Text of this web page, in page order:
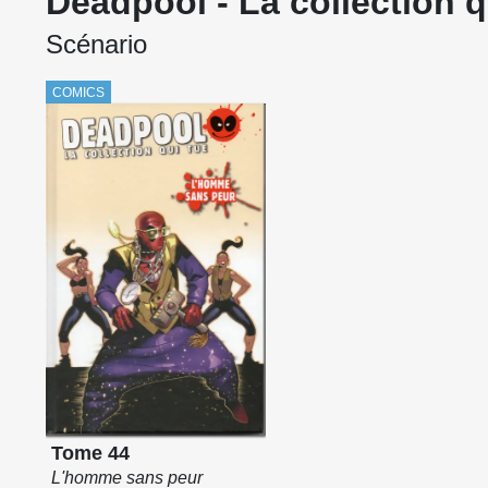
Scénario
COMICS
Tome 44
L'homme sans peur